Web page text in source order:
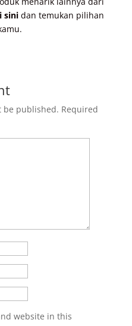
sinidan temukan pilihan
be published. Required
website in this